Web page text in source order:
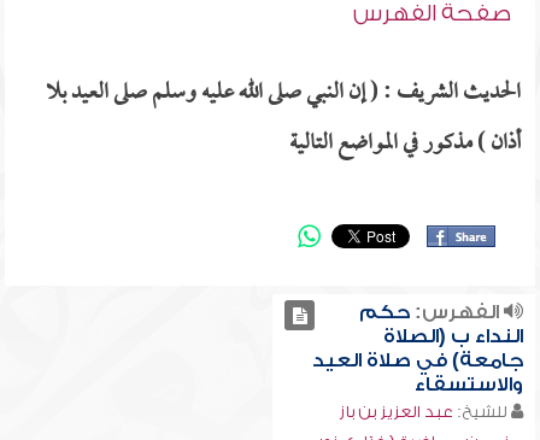
صفحة الفهرس
الحديث الشريف : ( إن النبي صلى الله عليه وسلم صلى العيد بلا
أذان ) مذكور في المواضع التالية
الفهرس:حكم
النداء ب (الصلاة
جامعة) في صلاة العيد
والاستسقاء
للشيخ: عبد العزيز بن باز